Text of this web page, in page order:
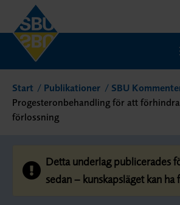
Start Publikationer
SBU
Progesteronbehandling för att
förlossning
Detta underlag publicerades
sedan – kunskapsläget kan ha